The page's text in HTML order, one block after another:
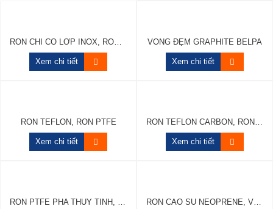
RON CHÌ CÓ LỚP INOX, RON GRAPHITE, VÒNG ĐỆM GRAPHITE
Xem chi tiết
VÒNG ĐỆM GRAPHITE BELPA
Xem chi tiết
RON TEFLON, RON PTFE
Xem chi tiết
RON TEFLON CARBON, RON PTFE CARBON
Xem chi tiết
RON PTFE PHA THỦY TINH, RON TEFLON PHA THỦY TINH RON CAO SU NEOPRENE, VÒNG ĐỆM CAO SU NEOPRENE